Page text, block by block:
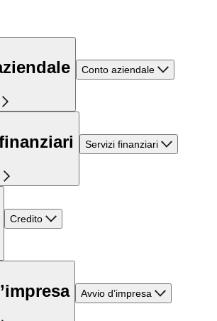
Conto aziendale
Servizi finanziari
Credito
Avvio d’impresa